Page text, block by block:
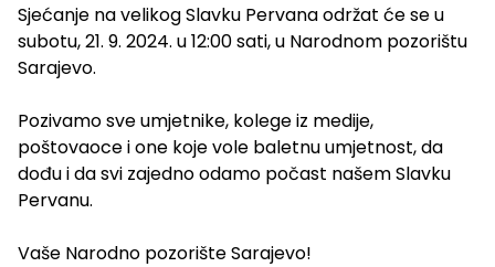
Sjećanje na velikogSlavku Pervanaodržat će se u
subotu, 21. 9. 2024. u 12:00 sati, u Narodnom pozorištu
Sarajevo.
Pozivamo sve umjetnike, kolege iz medije,
poštovaoce i one koje vole baletnu umjetnost, da
dođu i da svi zajedno odamo počast našem Slavku
Pervanu.
Vaše Narodno pozorište Sarajevo!